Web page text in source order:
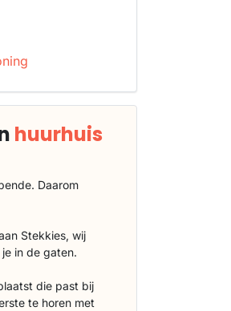
huurhuis
Daarom
Stekkies, wij
je in de gaten.
die past bij
te horen met